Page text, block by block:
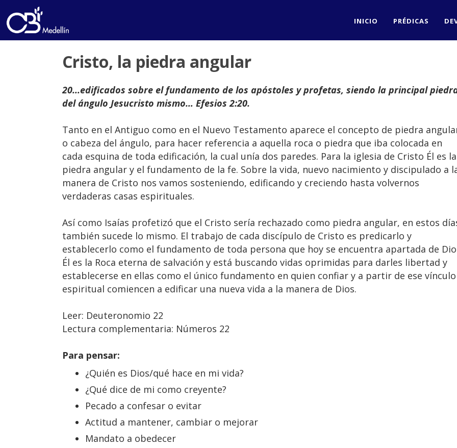
INICIO PRÉDICAS
Cristo, la piedra angular
20...edificados sobre el fundamento de los apóstoles y profetas, siendo la principal
del ángulo Jesucristo mismo… Efesios 2:20.
Tanto en el Antiguo como en el Nuevo Testamento aparece el concepto de piedra
o cabeza del ángulo, para hacer referencia a aquella roca o piedra que iba colocada en
cada esquina de toda edificación, la cual unía dos paredes. Para la iglesia de Cristo Él es la
piedra angular y el fundamento de la fe. Sobre la vida, nuevo nacimiento y discipulado a
manera de Cristo nos vamos sosteniendo, edificando y creciendo hasta volvernos
verdaderas casas espirituales.
Así como Isaías profetizó que el Cristo sería rechazado como piedra angular, en estos
también sucede lo mismo. El trabajo de cada discípulo de Cristo es predicarlo y
establecerlo como el fundamento de toda persona que hoy se encuentra apartada de
Él es la Roca eterna de salvación y está buscando vidas oprimidas para darles libertad y
establecerse en ellas como el único fundamento en quien confiar y a partir de ese vínculo
espiritual comiencen a edificar una nueva vida a la manera de Dios.
Leer: Deuteronomio 22
Lectura complementaria: Números 22
Para pensar:
¿Quién es Dios/qué hace en mi vida?
¿Qué dice de mi como creyente?
Pecado a confesar o evitar
Actitud a mantener, cambiar o mejorar
Mandato a obedecer